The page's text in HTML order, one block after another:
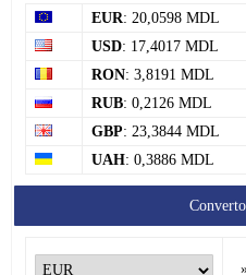
EUR: 20,0598 MDL
USD: 17,4017 MDL
RON: 3,8191 MDL
RUB: 0,2126 MDL
GBP: 23,3844 MDL
UAH: 0,3886 MDL